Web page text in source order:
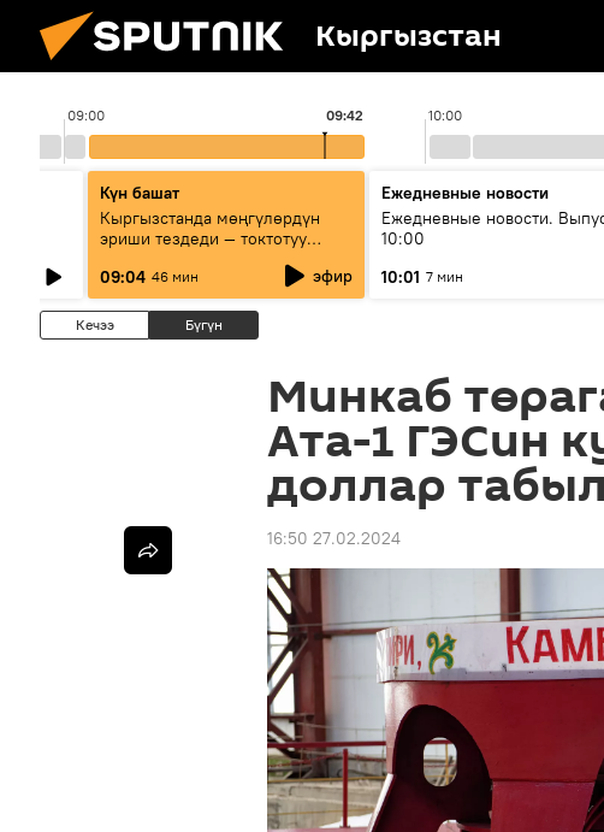
Кыргызстан
09:00 10:00
09:42
Күн башат
Кыргызстанда мөңгүлөрдүн
эриши тездеди — токтотуу
09:04 46 мин эфир
Ежедневные новости
Ежедневные новости.
10:00
10:01 7 мин
Кечээ Бүгүн
Минкаб
Ата-1 ГЭСин
доллар
16:50 27.02.2024